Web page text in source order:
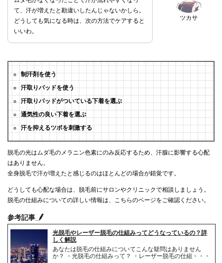
ツカサ
て、汗が増えたと勘違いしたんじゃないかしら。
どうしても気になる時は、次の方法でケアすると
いいわ。
制汗剤を使う
汗取りパッドを使う
汗取りパッドがついている下着を選ぶ
通気性の良い下着を選ぶ
汗を抑えるツボを刺激する
脱毛の光はムダ毛のメラニン色素にのみ反応するため、汗腺に影響する心配
はありません。
全身脱毛で汗が増えたと感じるのはほとんどの場合が錯覚です。
どうしても心配な場合は、脱毛前にサロンやクリニックで相談しましょう。
脱毛の仕組みについての詳しい情報は、こちらのページをご確認ください。
参考記事
光脱毛やレーザー脱毛の仕組みってどうなっているの？詳
しく解説
あなたは脱毛の仕組みについてこんな疑問はありません
か？ ・光脱毛の仕組みって？ ・レーザー脱毛の仕組・・・